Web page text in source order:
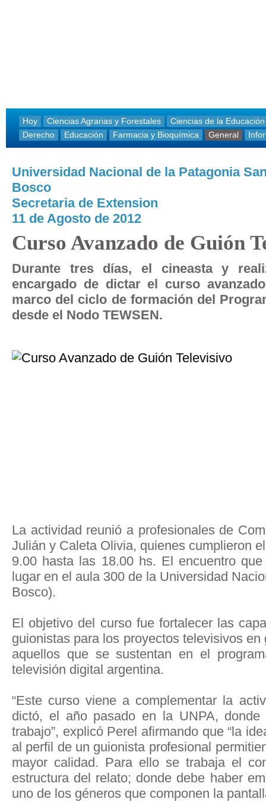
Hoy Ciencias Agrarias y Forestales
Ciencias de la Educación
Derecho
Educación Farmacia y Bioquímica General
Universidad Nacional de la Patagonia
Bosco
Secretaria de Extension
11 de Agosto de 2012
Curso Avanzado de Guión
Durante tres días, el cineasta y
encargado de dictar el curso
marco del ciclo de formación del
desde el Nodo TEWSEN.
La actividad reunió a profesionales de
Julián y Caleta Olivia, quienes cumplieron
9.00 hasta las 18.00 hs. El encuentro
lugar en el aula 300 de la Universidad
Bosco).
El objetivo del curso fue fortalecer las
guionistas para los proyectos televisivos
aquellos que se sustentan en el
televisión digital argentina.
“Este curso viene a complementar la
dictó, el año pasado en la UNPA,
trabajo”, explicó Perel afirmando que “la
al perfil de un guionista profesional
mayor calidad. Para ello se trabaja el
estructura del relato; donde debe haber
uno de los géneros que componen la